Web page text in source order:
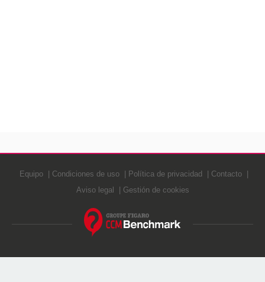
Equipo Condiciones de uso Política de privacidad
Contacto
Aviso legal
Gestión de cookies